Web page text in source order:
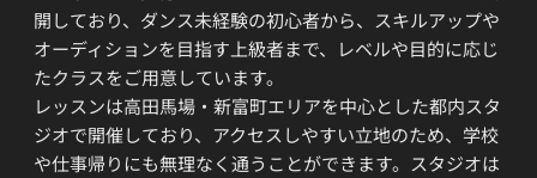
開しており、ダンス未経験の初心者から、スキルアップや
オーディションを目指す上級者まで、レベルや目的に応じ
たクラスをご用意しています。
レッスンは高田馬場・新富町エリアを中心とした都内スタ
ジオで開催しており、アクセスしやすい立地のため、学校
や仕事帰りにも無理なく通うことができます。スタジオは